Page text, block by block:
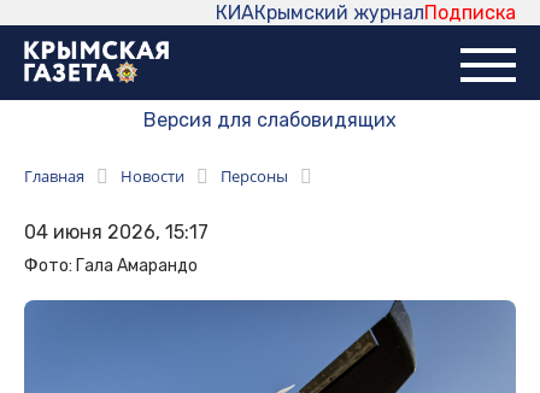
Подписка
Крымский журнал
КИА
Версия для слабовидящих
Главная Новости Персоны
04 июня 2026, 15:17
Фото: Гала Амарандо